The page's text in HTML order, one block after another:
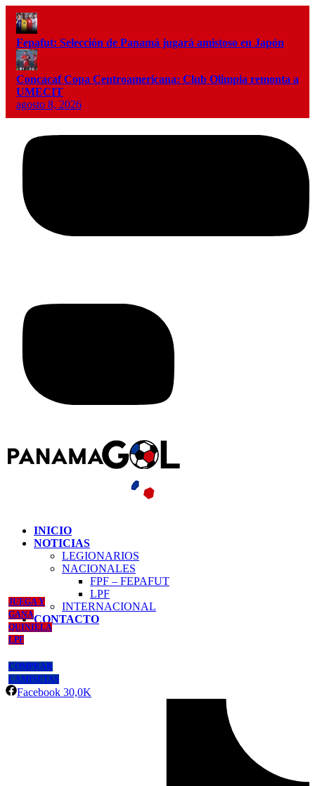
Fepafut: Selección de Panamá jugará amistoso en Japón
Concacaf Copa Centroamericana: Club Olimpia remonta a
UMECIT
agosto 8, 2026
INICIO
NOTICIAS
LEGIONARIOS
NACIONALES
FPF – FEPAFUT
LPF
INTERNACIONAL
CONTACTO
JUEGA Y
GANA
QUINIELA
LPF
COMPRAR
CAMISETAS
Facebook 30,0K